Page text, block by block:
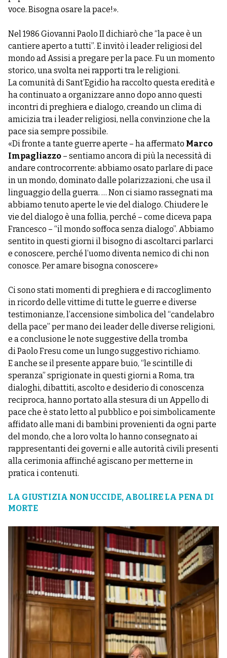
voce. Bisogna osare la pace!».
Nel 1986 Giovanni Paolo II dichiarò che “la pace è un
cantiere aperto a tutti”. E invitò i leader religiosi del
mondo ad Assisi a pregare per la pace. Fu un momento
storico, una svolta nei rapporti tra le religioni.
La comunità di Sant’Egidio ha raccolto questa eredità e
ha continuato a organizzare anno dopo anno questi
incontri di preghiera e dialogo, creando un clima di
amicizia tra i leader religiosi, nella convinzione che la
pace sia sempre possibile.
«Di fronte a tante guerre aperte – ha affermato Marco
Impagliazzo – sentiamo ancora di più la necessità di
andare controcorrente: abbiamo osato parlare di pace
in un mondo, dominato dalle polarizzazioni, che usa il
linguaggio della guerra. … Non ci siamo rassegnati ma
abbiamo tenuto aperte le vie del dialogo. Chiudere le
vie del dialogo è una follia, perché – come diceva papa
Francesco – “il mondo soffoca senza dialogo”. Abbiamo
sentito in questi giorni il bisogno di ascoltarci parlarci
e conoscere, perché l’uomo diventa nemico di chi non
conosce. Per amare bisogna conoscere»
Ci sono stati momenti di preghiera e di raccoglimento
in ricordo delle vittime di tutte le guerre e diverse
testimonianze, l’accensione simbolica del “candelabro
della pace” per mano dei leader delle diverse religioni,
e a conclusione le note suggestive della tromba
di Paolo Fresu come un lungo suggestivo richiamo.
E anche se il presente appare buio, “le scintille di
speranza” sprigionate in questi giorni a Roma, tra
dialoghi, dibattiti, ascolto e desiderio di conoscenza
reciproca, hanno portato alla stesura di un Appello di
pace che è stato letto al pubblico e poi simbolicamente
affidato alle mani di bambini provenienti da ogni parte
del mondo, che a loro volta lo hanno consegnato ai
rappresentanti dei governi e alle autorità civili presenti
alla cerimonia affinché agiscano per metterne in
pratica i contenuti.
LA GIUSTIZIA NON UCCIDE, ABOLIRE LA PENA DI
MORTE